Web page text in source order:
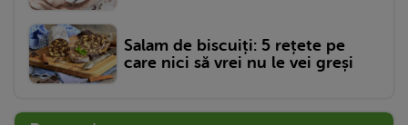
Salam de biscuiți: 5 rețete pe
care nici să vrei nu le vei greși